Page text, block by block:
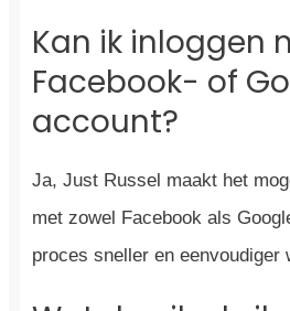
Kan ik inloggen
Facebook- of
account?
Ja, Just Russel maakt het
met zowel Facebook als
proces sneller en eenvoudiger